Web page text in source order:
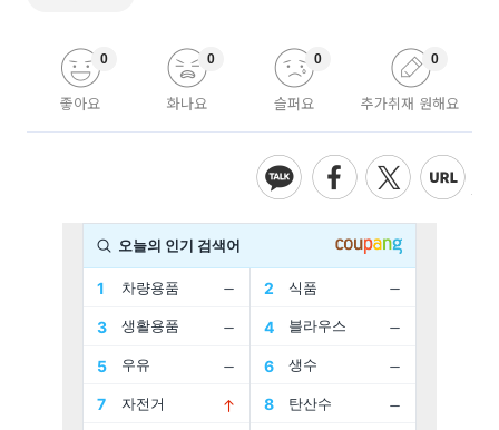
좋아요
0
화나요
0
슬퍼요
0
추가취재 원해요
0